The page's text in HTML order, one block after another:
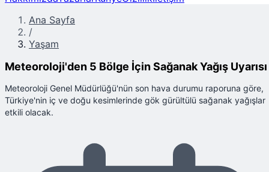
Ana Sayfa
/
Yaşam
Meteoroloji'den 5 Bölge İçin Sağanak Yağış Uyarısı
Meteoroloji Genel Müdürlüğü'nün son hava durumu raporuna göre,
Türkiye'nin iç ve doğu kesimlerinde gök gürültülü sağanak yağışlar
etkili olacak.